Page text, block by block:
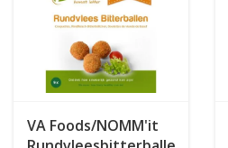
VA Foods/NOMM'it